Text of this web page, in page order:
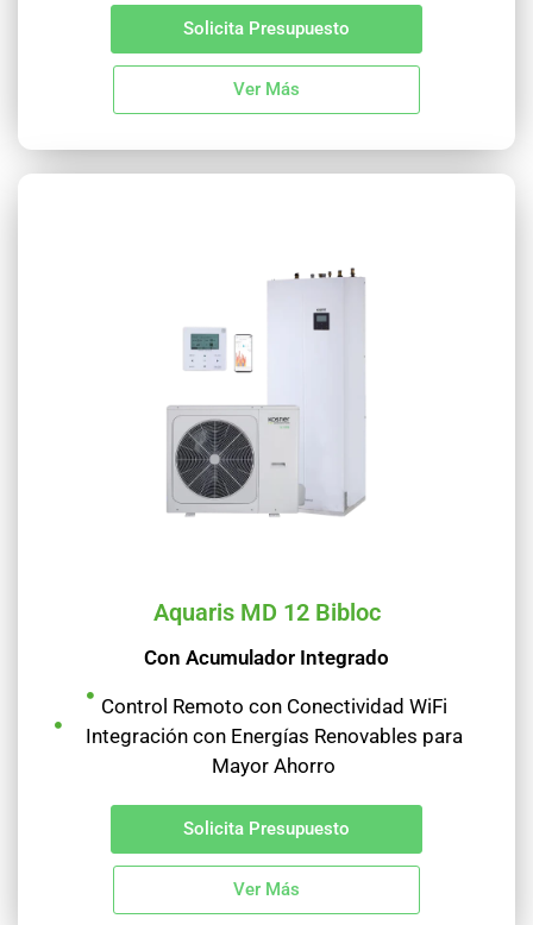
Solicita Presupuesto
Ver Más
Aquaris MD 12 Bibloc
Con Acumulador Integrado
Control Remoto con Conectividad WiFi
Integración con Energías Renovables para
Mayor Ahorro
Solicita Presupuesto
Ver Más